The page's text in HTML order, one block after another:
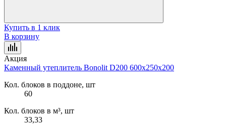
Купить в 1 клик
В корзину
Акция
Каменный утеплитель Bonolit D200 600x250x200
Кол. блоков в поддоне, шт
60
Кол. блоков в м³, шт
33,33